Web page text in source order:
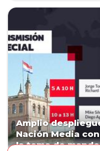
Amplio
Nación Media
la toma de mando